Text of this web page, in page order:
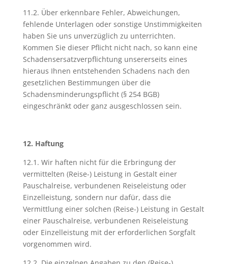
11.2. Über erkennbare Fehler, Abweichungen,
fehlende Unterlagen oder sonstige Unstimmigkeiten
haben Sie uns unverzüglich zu unterrichten.
Kommen Sie dieser Pflicht nicht nach, so kann eine
Schadensersatzverpflichtung unsererseits eines
hieraus Ihnen entstehenden Schadens nach den
gesetzlichen Bestimmungen über die
Schadensminderungspflicht (§ 254 BGB)
eingeschränkt oder ganz ausgeschlossen sein.
12. Haftung
12.1. Wir haften nicht für die Erbringung der
vermittelten (Reise-) Leistung in Gestalt einer
Pauschalreise, verbundenen Reiseleistung oder
Einzelleistung, sondern nur dafür, dass die
Vermittlung einer solchen (Reise-) Leistung in Gestalt
einer Pauschalreise, verbundenen Reiseleistung
oder Einzelleistung mit der erforderlichen Sorgfalt
vorgenommen wird.